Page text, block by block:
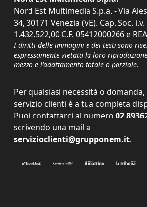
Nord Est Multimedia S.p.a. - Via
34, 30171 Venezia (VE). Cap. Soc.
1.432.522,00 C.F. 05412000266 e
I diritti delle immagini e dei testi sono
espressamente vietata la loro
mezzo e l'adattamento totale o parziale.
Per qualsiasi necessità o
servizio clienti è a tua completa
Puoi contattarci al numero 02
scrivendo una mail a
servizioclienti@grupponem.it.